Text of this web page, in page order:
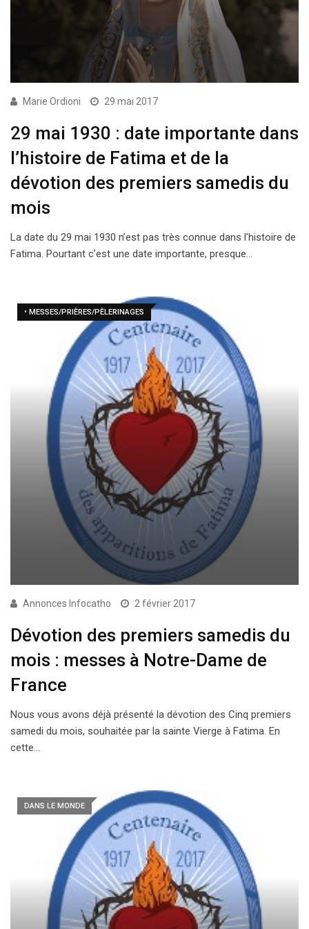
Marie Ordioni 29 mai 2017
29 mai 1930 : date importante dans
l’histoire de Fatima et de la
dévotion des premiers samedis du
mois
La date du 29 mai 1930 n’est pas très connue dans l’histoire de
Fatima. Pourtant c’est une date importante, presque…
• MESSES/PRIÈRES/PÈLERINAGES
Annonces Infocatho 2 février 2017
Dévotion des premiers samedis du
mois : messes à Notre-Dame de
France
Nous vous avons déjà présenté la dévotion des Cinq premiers
samedi du mois, souhaitée par la sainte Vierge à Fatima. En
cette…
DANS LE MONDE